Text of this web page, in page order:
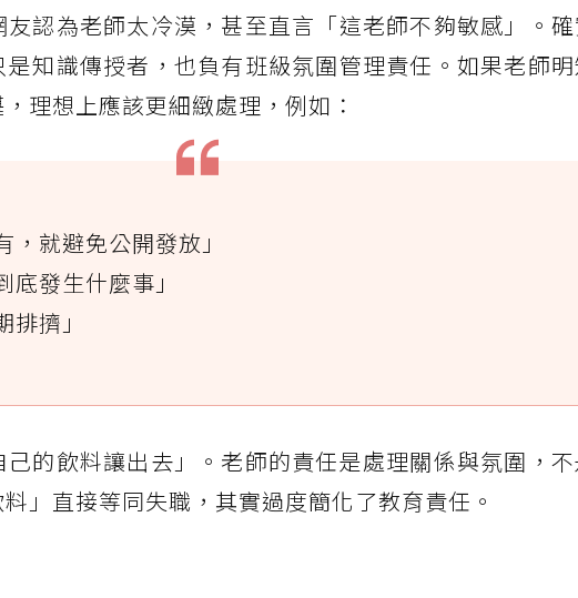
認為老師太冷漠，甚至直言「這老師不夠敏感」。
知識傳授者，也負有班級氛圍管理責任。如果老師
理想上應該更細緻處理，例如：
，就避免公開發放」
底發生什麼事」
排擠」
的飲料讓出去」。老師的責任是處理關係與氛圍，
」直接等同失職，其實過度簡化了教育責任。